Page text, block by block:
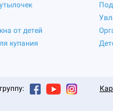
от детей
купания